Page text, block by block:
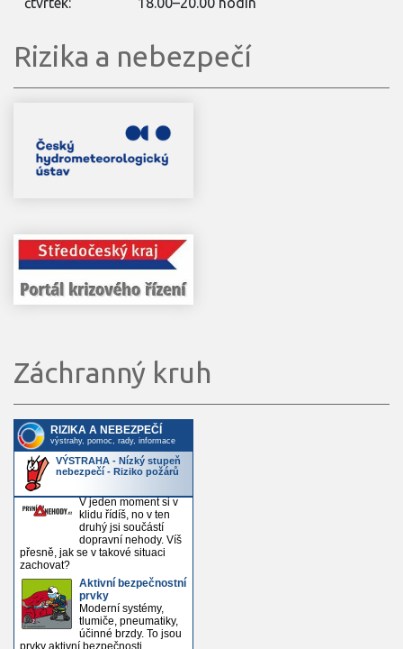
Rizika a nebezpečí
Záchranný kruh